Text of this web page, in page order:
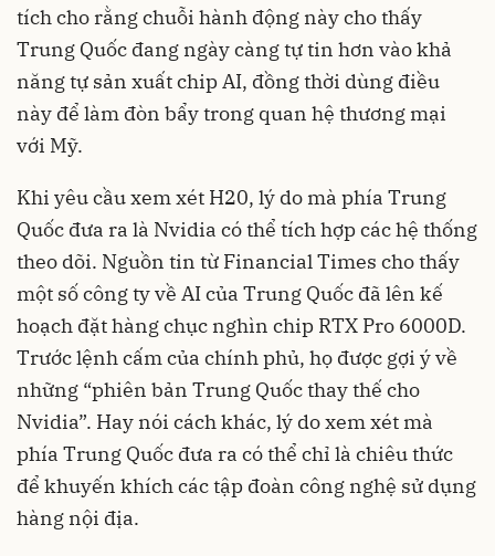
tích cho rằng chuỗi hành động này cho thấy
Trung Quốc đang ngày càng tự tin hơn vào khả
năng tự sản xuất chip AI, đồng thời dùng điều
này để làm đòn bẩy trong quan hệ thương mại
với Mỹ.
Khi yêu cầu xem xét H20, lý do mà phía Trung
Quốc đưa ra là Nvidia có thể tích hợp các hệ thống
theo dõi. Nguồn tin từ Financial Times cho thấy
một số công ty về AI của Trung Quốc đã lên kế
hoạch đặt hàng chục nghìn chip RTX Pro 6000D.
Trước lệnh cấm của chính phủ, họ được gợi ý về
những “phiên bản Trung Quốc thay thế cho
Nvidia”. Hay nói cách khác, lý do xem xét mà
phía Trung Quốc đưa ra có thể chỉ là chiêu thức
để khuyến khích các tập đoàn công nghệ sử dụng
hàng nội địa.